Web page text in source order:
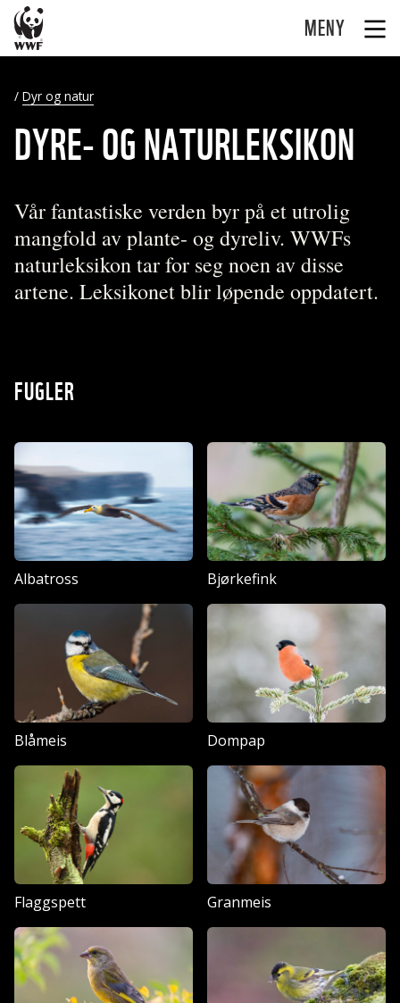
MENY
Dyr og natur
DYRE- OG NATURLEKSIKON
Vår fantastiske verden byr på et utrolig
mangfold av plante- og dyreliv. WWFs
naturleksikon tar for seg noen av disse
artene. Leksikonet blir løpende oppdatert.
FUGLER
Albatross Bjørkefink
Blåmeis Dompap
Flaggspett Granmeis